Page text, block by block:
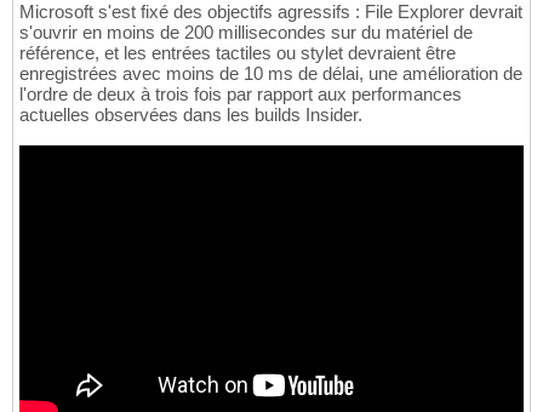
Microsoft s'est fixé des objectifs agressifs : File Explorer devrait
s'ouvrir en moins de 200 millisecondes sur du matériel de
référence, et les entrées tactiles ou stylet devraient être
enregistrées avec moins de 10 ms de délai, une amélioration de
l'ordre de deux à trois fois par rapport aux performances
actuelles observées dans les builds Insider.